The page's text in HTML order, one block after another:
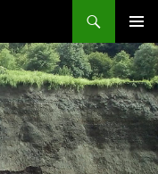
MENU